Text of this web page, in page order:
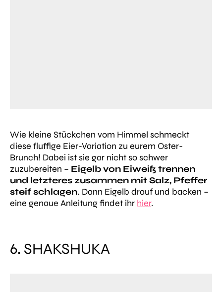
Wie kleine Stückchen vom Himmel schmeckt
diese fluffige Eier-Variation zu eurem Oster-
Brunch! Dabei ist sie gar nicht so schwer
zuzubereiten – Eigelb von Eiweiß trennen
und letzteres zusammen mit Salz, Pfeffer
steif schlagen. Dann Eigelb drauf und backen –
eine genaue Anleitung findet ihr hier.
6. SHAKSHUKA